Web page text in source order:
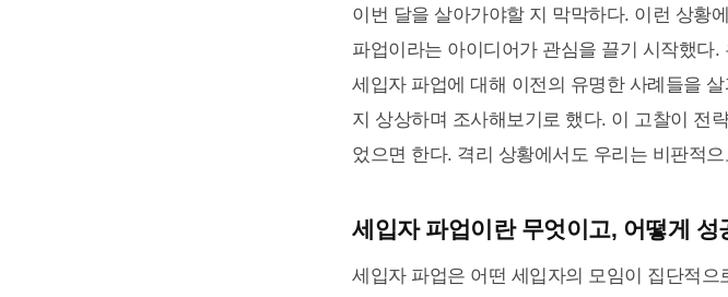
이번 달을 살아가야할 지 막막하다. 이런 상황
파업이라는 아이디어가 관심을 끌기 시작했다
세입자 파업에 대해 이전의 유명한 사례들을
지 상상하며 조사해보기로 했다. 이 고찰이 전
었으면 한다. 격리 상황에서도 우리는 비판적
세입자 파업이란 무엇이고, 어떻게 성
세입자 파업은 어떤 세입자의 모임이 집단적